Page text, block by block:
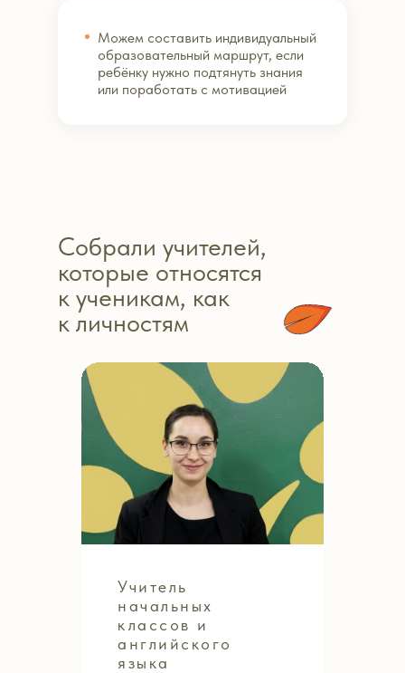
Можем составить индивидуальный
образовательный маршрут, если
ребёнку нужно подтянуть знания
или поработать с мотивацией
Собрали учителей,
которые относятся
к ученикам, как
к личностям
Учитель
начальных
классов и
английского
языка